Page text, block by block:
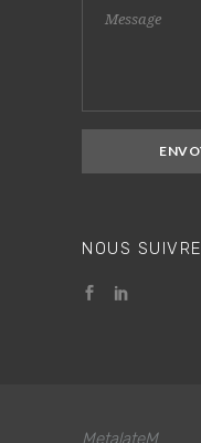
NOUS SUIVRE
MetalateM